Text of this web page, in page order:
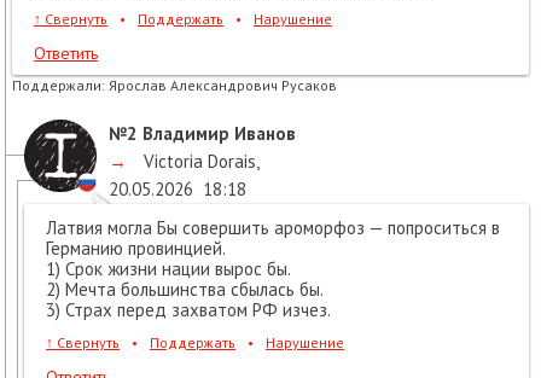
↑ Свернуть • Поддержать • Нарушение
Ответить
Поддержали: Ярослав Александрович Русаков
№2 Владимир Иванов
→
Victoria Dorais,
20.05.2026 18:18
Латвия могла Бы совершить ароморфоз — попроситься в
Германию провинцией.
1) Срок жизни нации вырос бы.
2) Мечта большинства сбылась бы.
3) Страх перед захватом РФ изчез.
↑ Свернуть • Поддержать • Нарушение